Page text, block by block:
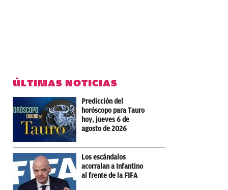
ÚLTIMAS NOTICIAS
Predicción del
horóscopo para Tauro
hoy, jueves 6 de
agosto de 2026
Los escándalos
acorralan a Infantino
al frente de la FIFA